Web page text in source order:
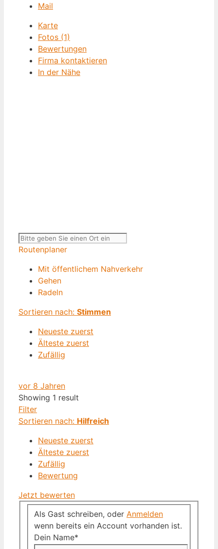
Mail
Karte
Fotos (1)
Bewertungen
Firma kontaktieren
In der Nähe
Routenplaner
Mit öffentlichem Nahverkehr
Gehen
Radeln
Sortieren nach: Stimmen
Neueste zuerst
Älteste zuerst
Zufällig
vor 8 Jahren
Showing 1 result
Filter
Sortieren nach: Hilfreich
Neueste zuerst
Älteste zuerst
Zufällig
Bewertung
Jetzt bewerten
Als Gast schreiben, oder Anmelden
wenn bereits ein Account vorhanden ist.
Dein Name*